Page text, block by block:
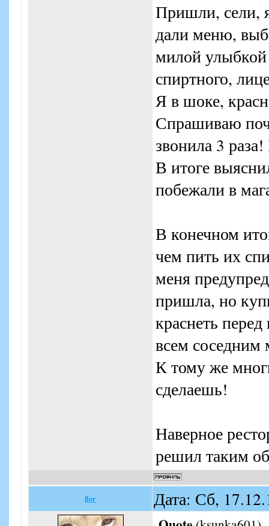
Пришли, сели,
дали меню,
милой улыбкой
спиртного,
Я в шоке,
Спрашиваю
звонила 3
В итоге
побежали в
В конечном
чем пить их
меня
пришла, но
краснеть
всем соседним
К тому же
сделаешь!
Наверное
решил таким
flor Дата: Сб,